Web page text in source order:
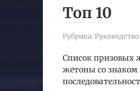
Топ 10
Рубрика:
Список призовых
жетоны со